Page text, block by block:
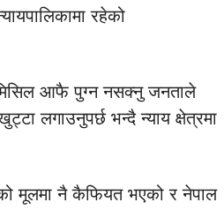
रहेको
मिसिल आफै पुग्न नसक्नु जनताले
लगाउनुपर्छ भन्दै न्याय क्षेत्रमा
मूलमा नै कैफियत भएको र नेपाल